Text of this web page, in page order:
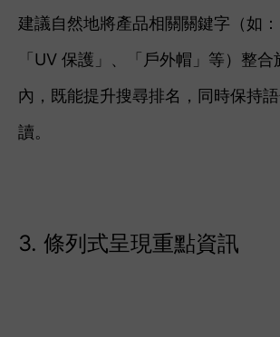
建議自然地將產品相關關鍵字（如：
「UV 保護」、「戶外帽」等）整
內，既能提升搜尋排名，同時保持
讀。
3. 條列式呈現重點資訊